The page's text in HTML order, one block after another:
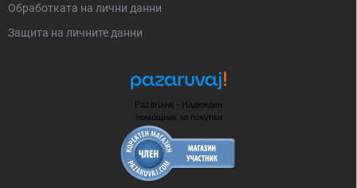
Oбработката на лични данни
Защита на личните данни
Pazaruvaj - Надежден
помощник за покупки